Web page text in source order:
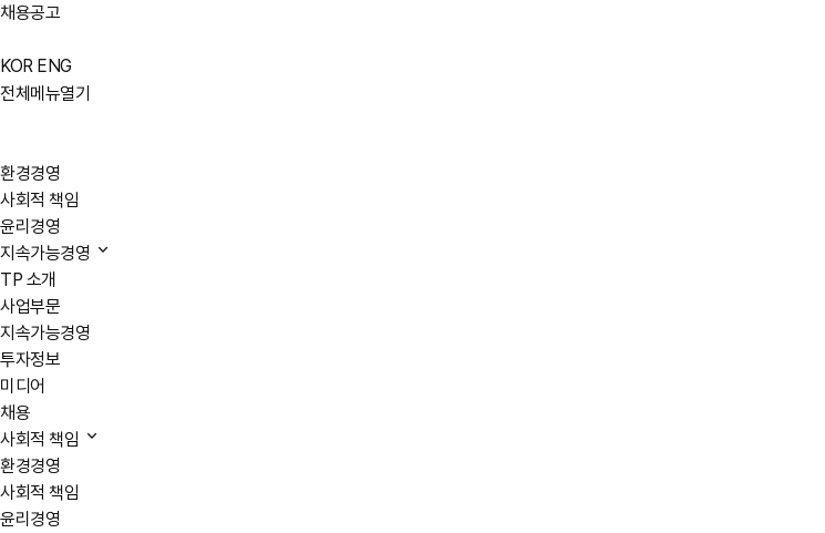
채용공고
KOR ENG
전체메뉴열기
환경경영
사회적 책임
윤리경영
지속가능경영
TP 소개
사업부문
지속가능경영
투자정보
미디어
채용
사회적 책임
환경경영
사회적 책임
윤리경영